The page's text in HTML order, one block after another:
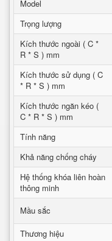
Model
Trọng lượng
Kích thước ngoài ( C *
R * S ) mm
Kích thước sử dụng ( C
* R * S ) mm
Kích thước ngăn kéo (
C * R * S ) mm
Tính năng
Khả năng chống cháy
Hệ thống khóa liên hoàn
thông minh
Mầu sắc
Thương hiệu